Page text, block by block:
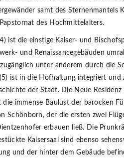
samt des Sternenmantels
des Hochmittelalters.
ist die einstige Kaiser- und
und Renaissancegebäuden
unter anderem durch die
ist in die Hofhaltung integriert und
der Stadt. Die Neue
die immense Baulust der barocken
Schönborn, der die ersten zwei
erbauen ließ. Die
Kaisersaal sind ebenso
und der hinter dem Gebäude